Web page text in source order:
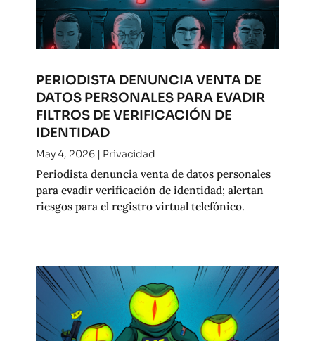
PERIODISTA DENUNCIA VENTA DE
DATOS PERSONALES PARA EVADIR
FILTROS DE VERIFICACIÓN DE
IDENTIDAD
May 4, 2026| Privacidad
Periodista denuncia venta de datos personales
para evadir verificación de identidad; alertan
riesgos para el registro virtual telefónico.